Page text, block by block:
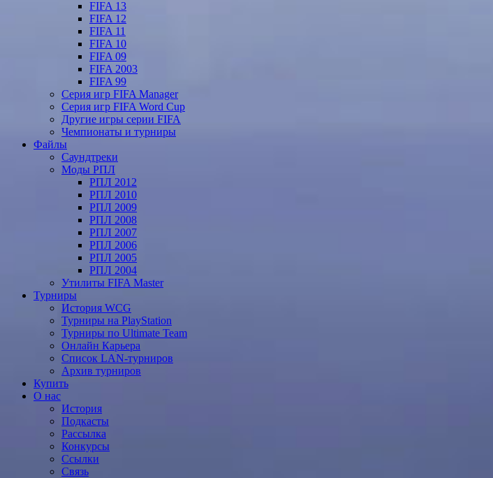
FIFA 13
FIFA 12
FIFA 11
FIFA 10
FIFA 09
FIFA 2003
FIFA 99
Серия игр FIFA Manager
Серия игр FIFA Word Cup
Другие игры серии FIFA
Чемпионаты и турниры
Файлы
Саундтреки
Моды РПЛ
РПЛ 2012
РПЛ 2010
РПЛ 2009
РПЛ 2008
РПЛ 2007
РПЛ 2006
РПЛ 2005
РПЛ 2004
Утилиты FIFA Master
Турниры
История WCG
Турниры на PlayStation
Турниры по Ultimate Team
Онлайн Карьера
Список LAN-турниров
Архив турниров
Купить
О нас
История
Подкасты
Рассылка
Конкурсы
Ссылки
Связь